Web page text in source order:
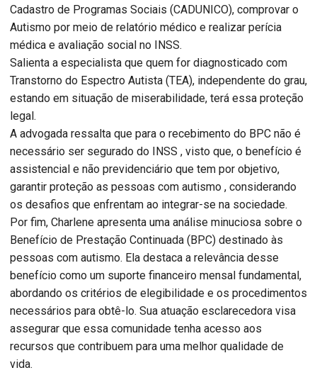
Cadastro de Programas Sociais (CADUNICO), comprovar o
Autismo por meio de relatório médico e realizar perícia
médica e avaliação social no INSS.
Salienta a especialista que quem for diagnosticado com
Transtorno do Espectro Autista (TEA), independente do grau,
estando em situação de miserabilidade, terá essa proteção
legal.
A advogada ressalta que para o recebimento do BPC não é
necessário ser segurado do INSS , visto que, o benefício é
assistencial e não previdenciário que tem por objetivo,
garantir proteção as pessoas com autismo , considerando
os desafios que enfrentam ao integrar-se na sociedade.
Por fim, Charlene apresenta uma análise minuciosa sobre o
Benefício de Prestação Continuada (BPC) destinado às
pessoas com autismo. Ela destaca a relevância desse
benefício como um suporte financeiro mensal fundamental,
abordando os critérios de elegibilidade e os procedimentos
necessários para obtê-lo. Sua atuação esclarecedora visa
assegurar que essa comunidade tenha acesso aos
recursos que contribuem para uma melhor qualidade de
vida.